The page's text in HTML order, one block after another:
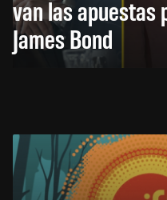
van las apuestas
James Bond